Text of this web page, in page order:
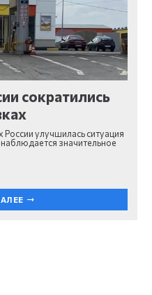
сократились
улучшилась ситуация
наблюдается значительное